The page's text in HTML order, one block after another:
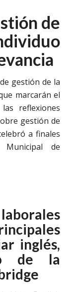
de
gestión de la
marcarán el
reflexiones
gestión de
a finales
de
inglés,
de la